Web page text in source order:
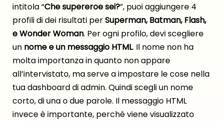
intitola “Che supereroe sei?”, puoi aggiungere 4
profili di dei risultati perSuperman, Batman, Flash,
e Wonder Woman. Per ogni profilo, devi scegliere
un nome e un messaggio HTML. Il nome non ha
molta importanza in quanto non appare
all’intervistato, ma serve a impostare le cose nella
tua dashboard di admin. Quindi scegli un nome
corto, di una o due parole. Il messaggio HTML
invece è importante, perché viene visualizzato